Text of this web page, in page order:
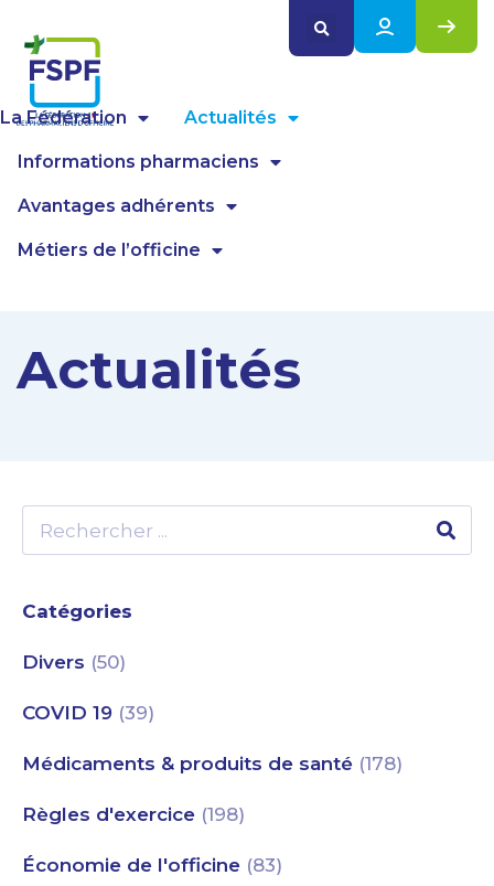
La Fédération Actualités
Informations pharmaciens
Avantages adhérents
Métiers de l’officine
Actualités
Catégories
Divers (50)
COVID 19 (39)
Médicaments & produits de santé (178)
Règles d'exercice (198)
Économie de l'officine (83)